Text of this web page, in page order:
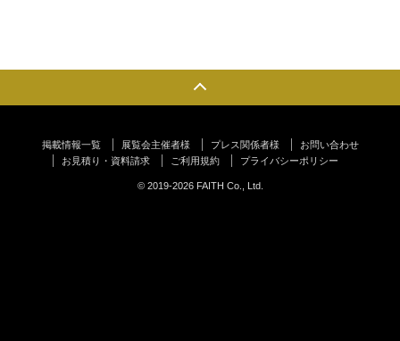
掲載情報一覧 展覧会主催者様 プレス関係者様
お問い合わせ
お見積り・資料請求
ご利用規約 プライバシーポリシー
© 2019-2026 FAITH Co., Ltd.